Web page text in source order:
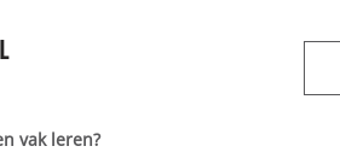
vak leren?